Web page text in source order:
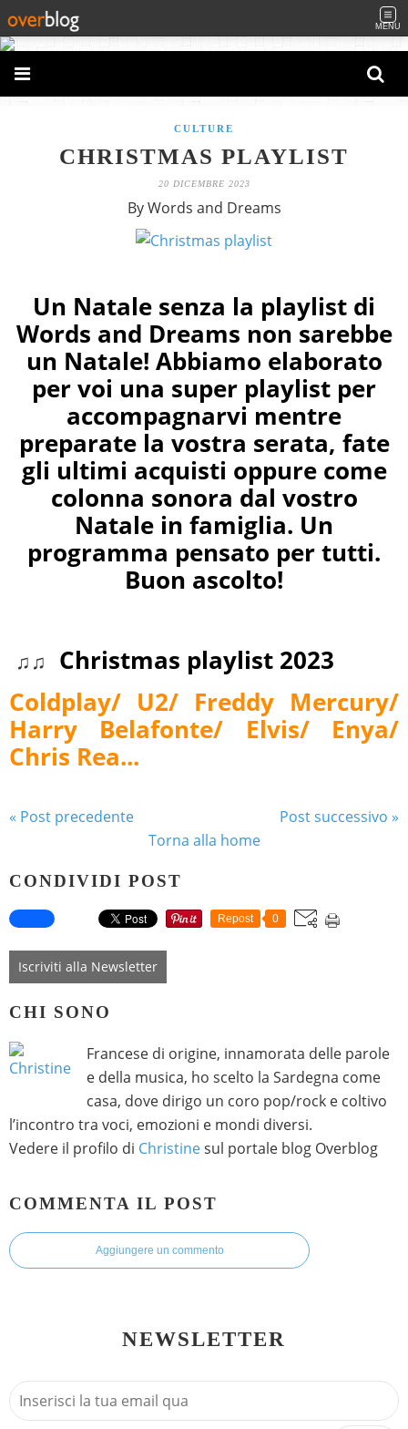
MENU
CULTURE
CHRISTMAS PLAYLIST
20 DICEMBRE 2023
By Words and Dreams
Un Natale senza la playlist di
Words and Dreams non sarebbe
un Natale! Abbiamo elaborato
per voi una super playlist per
accompagnarvi mentre
preparate la vostra serata, fate
gli ultimi acquisti oppure come
colonna sonora dal vostro
Natale in famiglia. Un
programma pensato per tutti.
Buon ascolto!
♫♫ Christmas playlist 2023
Coldplay/ U2/ Freddy Mercury/
Harry Belafonte/ Elvis/ Enya/
Chris Rea...
« Post precedente
Post successivo »
Torna alla home
CONDIVIDI POST
Repost 0
Iscriviti alla Newsletter
CHI SONO
Francese di origine, innamorata delle parole
e della musica, ho scelto la Sardegna come
casa, dove dirigo un coro pop/rock e coltivo
l’incontro tra voci, emozioni e mondi diversi.
Vedere il profilo di Christinesul portale blog Overblog
COMMENTA IL POST
Aggiungere un commento
NEWSLETTER